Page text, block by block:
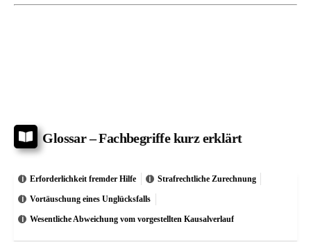
Glossar – Fachbegriffe kurz erklärt
Erforderlichkeit fremder Hilfe Strafrechtliche Zurechnung
Vortäuschung eines Unglücksfalls
Wesentliche Abweichung vom vorgestellten Kausalverlauf